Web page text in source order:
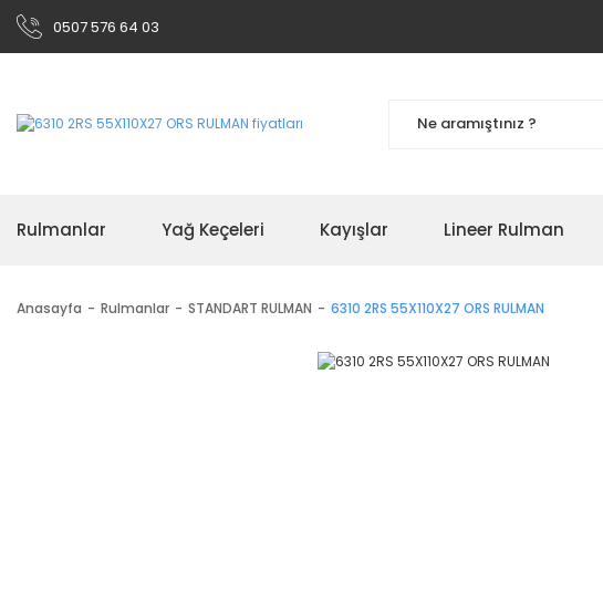
0507 576 64 03
Rulmanlar Yağ Keçeleri Kayışlar Lineer Rulman
Anasayfa Rulmanlar STANDART RULMAN 6310 2RS 55X110X27 ORS RULMAN